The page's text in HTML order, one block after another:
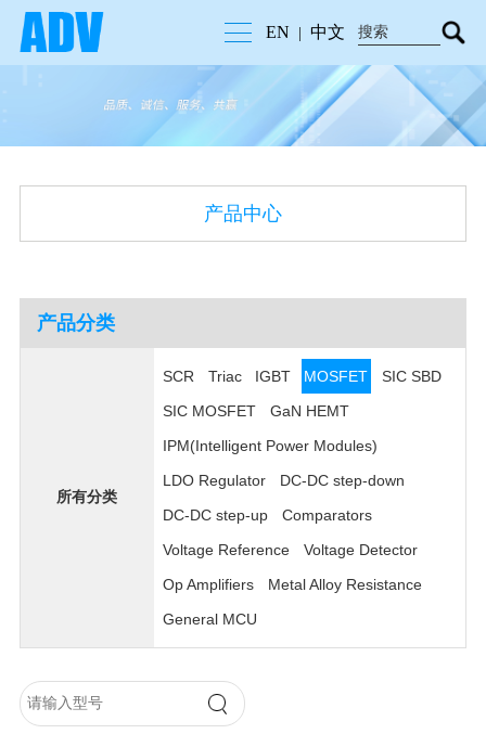
EN 中文
产品中心
产品分类
所有分类
SCR Triac IGBT MOSFET
SIC SBD
SIC MOSFET
GaN HEMT
IPM(Intelligent Power Modules)
LDO Regulator
DC-DC step-down
DC-DC step-up
Comparators
Voltage Reference
Voltage Detector
Op Amplifiers
Metal Alloy Resistance
General MCU